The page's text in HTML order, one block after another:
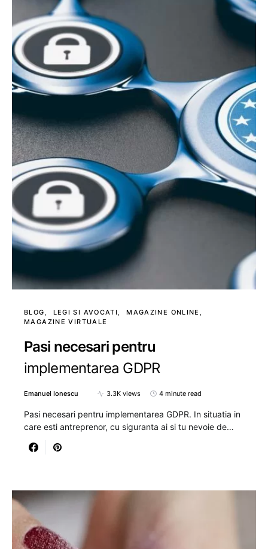
BLOG LEGI SI AVOCATI
MAGAZINE ONLINE
MAGAZINE VIRTUALE
Pasi necesari pentru
implementarea GDPR
Emanuel Ionescu 3.3K views 4 minute read
Pasi necesari pentru implementarea GDPR. In situatia in
care esti antreprenor, cu siguranta ai si tu nevoie de…